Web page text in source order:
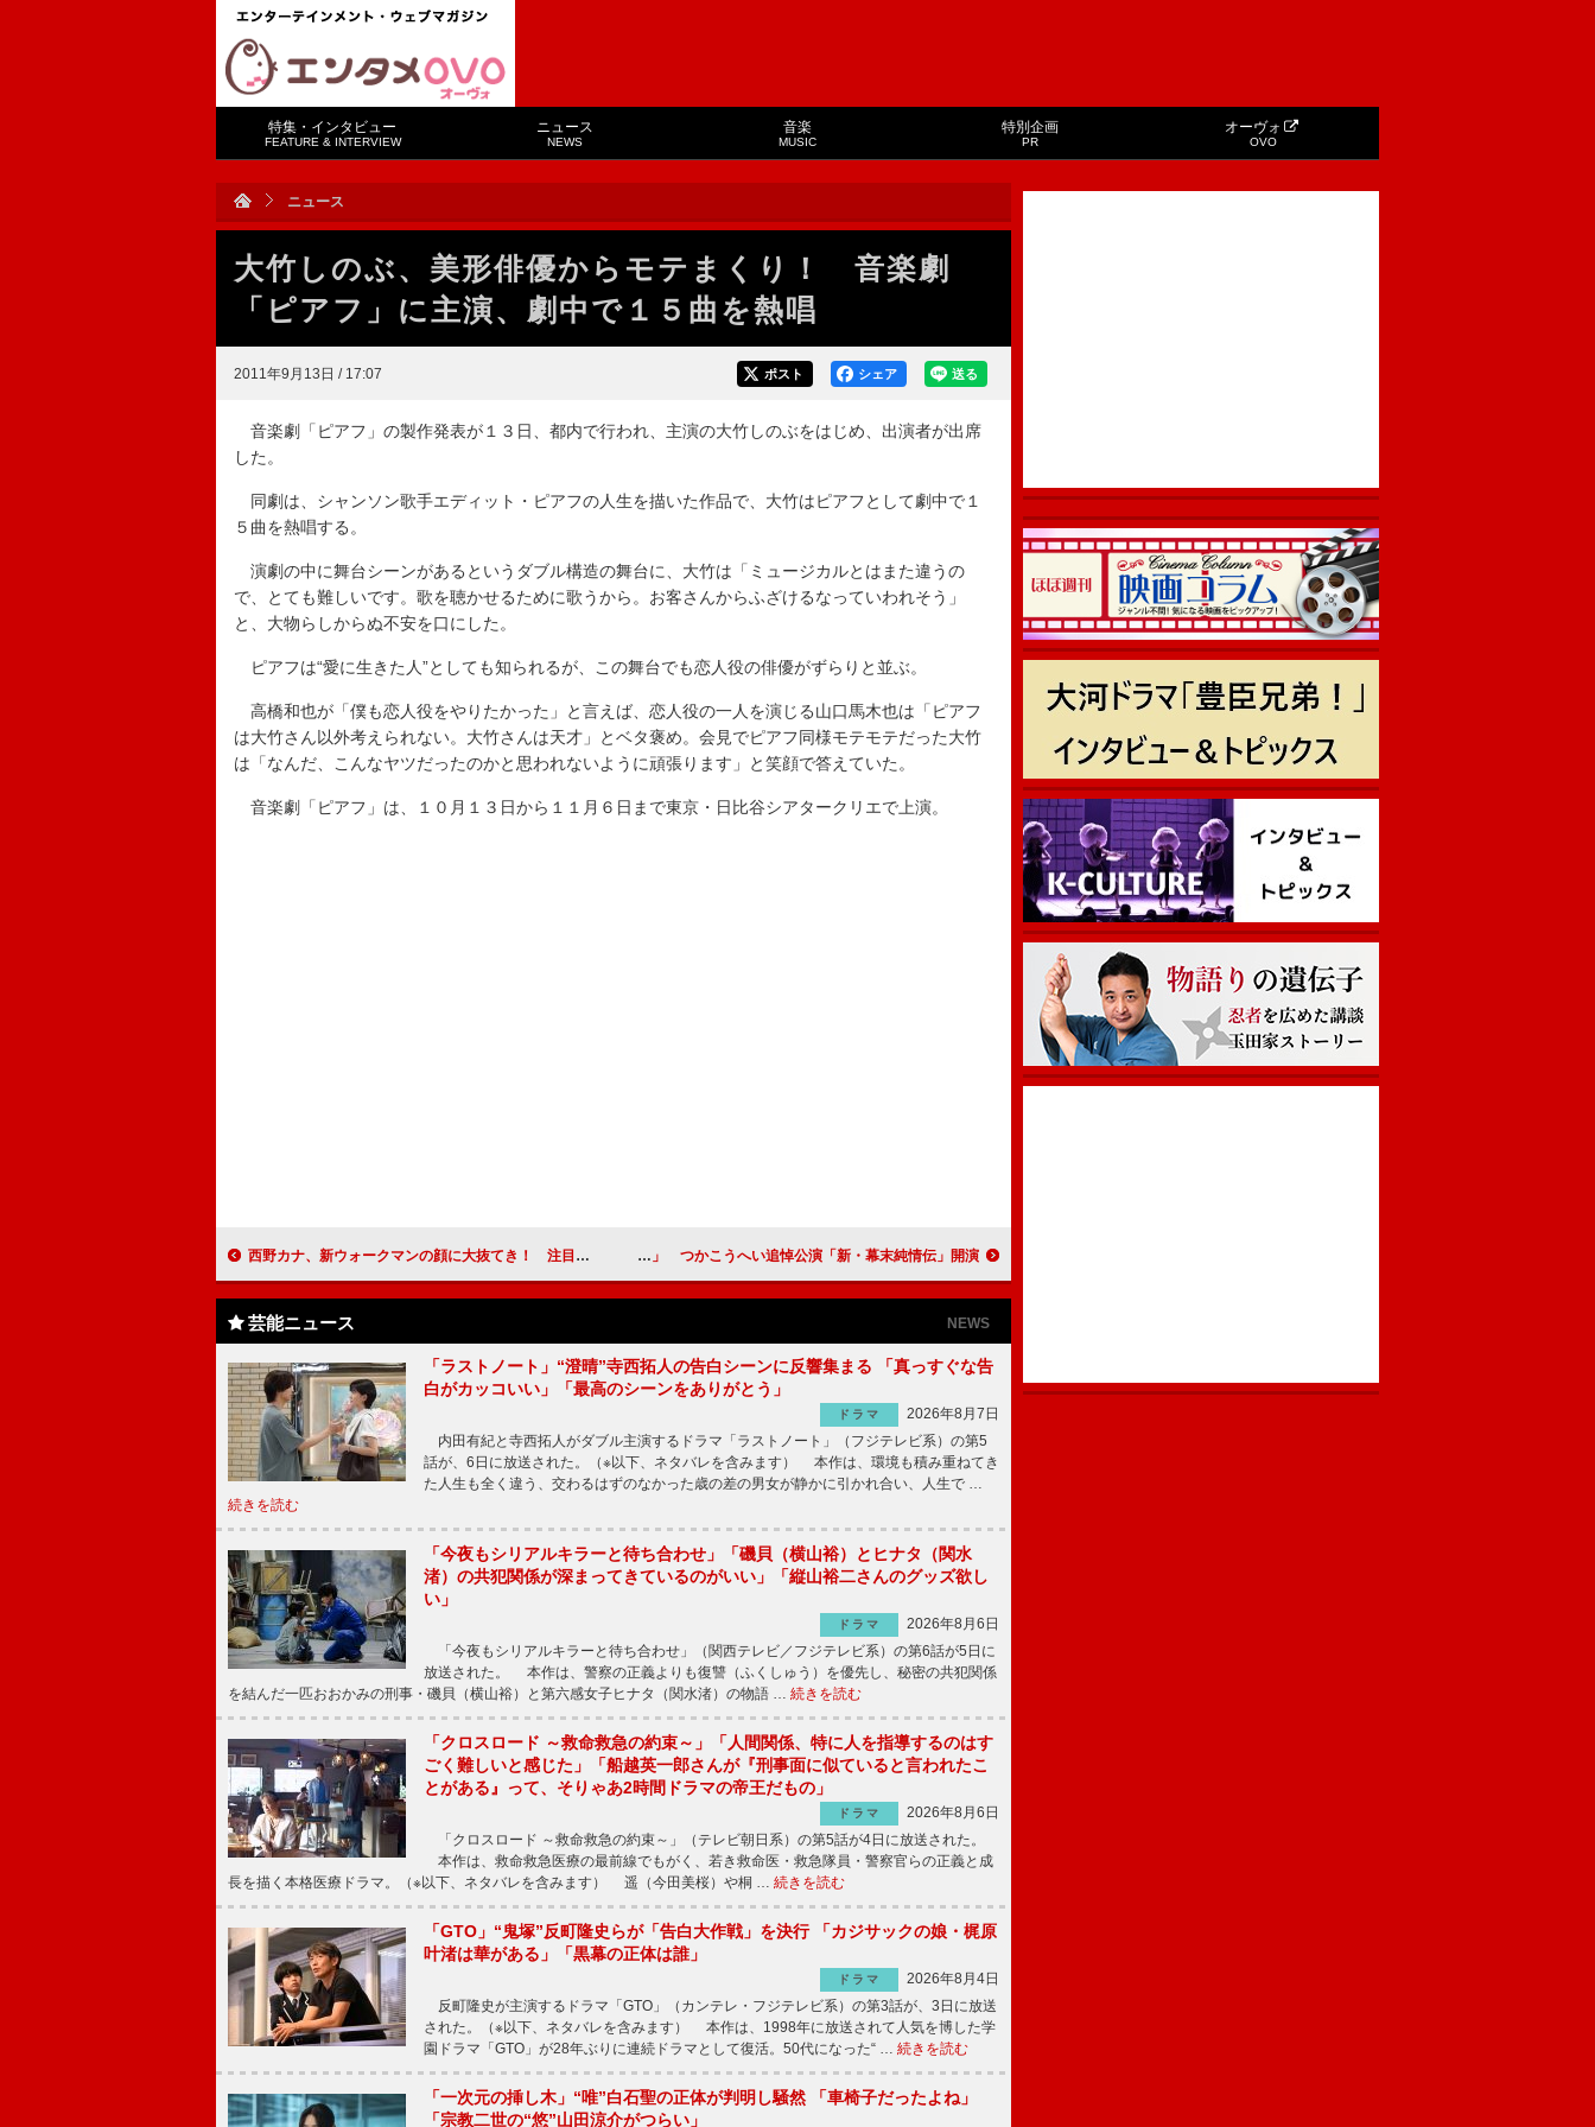
特集・インタビュー
FEATURE & INTERVIEW
ニュース
NEWS
音楽
MUSIC
特別企画
PR
オーヴォ
OVO
ニュース
大竹しのぶ、美形俳優からモテまくり！ 音楽劇
「ピアフ」に主演、劇中で１５曲を熱唱
2011年9月13日 / 17:07 送る
シェア
ポスト
音楽劇「ピアフ」の製作発表が１３日、都内で行われ、主演の大竹しのぶをはじめ、出演者が出席
した。
同劇は、シャンソン歌手エディット・ピアフの人生を描いた作品で、大竹はピアフとして劇中で１
５曲を熱唱する。
演劇の中に舞台シーンがあるというダブル構造の舞台に、大竹は「ミュージカルとはまた違うの
で、とても難しいです。歌を聴かせるために歌うから。お客さんからふざけるなっていわれそう」
と、大物らしからぬ不安を口にした。
ピアフは“愛に生きた人”としても知られるが、この舞台でも恋人役の俳優がずらりと並ぶ。
高橋和也が「僕も恋人役をやりたかった」と言えば、恋人役の一人を演じる山口馬木也は「ピアフ
は大竹さん以外考えられない。大竹さんは天才」とベタ褒め。会見でピアフ同様モテモテだった大竹
は「なんだ、こんなヤツだったのかと思われないように頑張ります」と笑顔で答えていた。
音楽劇「ピアフ」は、１０月１３日から１１月６日まで東京・日比谷シアタークリエで上演。
西野カナ、新ウォークマンの顔に大抜てき！ 注目の新曲「たとえ どんなに…」初披露 鈴木杏「私の体はおもちゃじゃない」 つかこうへい追悼公演「新・幕末純情伝」開演
芸能ニュース NEWS
「ラストノート」“澄晴”寺西拓人の告白シーンに反響集まる 「真っすぐな告
白がカッコいい」「最高のシーンをありがとう」
ドラマ
2026年8月7日
内田有紀と寺西拓人がダブル主演するドラマ「ラストノート」（フジテレビ系）の第5
話が、6日に放送された。（※以下、ネタバレを含みます） 本作は、環境も積み重ねてき
た人生も全く違う、交わるはずのなかった歳の差の男女が静かに引かれ合い、人生で …
続きを読む
「今夜もシリアルキラーと待ち合わせ」「磯貝（横山裕）とヒナタ（関水
渚）の共犯関係が深まってきているのがいい」「縦山裕二さんのグッズ欲し
い」
ドラマ
2026年8月6日
「今夜もシリアルキラーと待ち合わせ」（関西テレビ／フジテレビ系）の第6話が5日に
放送された。 本作は、警察の正義よりも復讐（ふくしゅう）を優先し、秘密の共犯関係
を結んだ一匹おおかみの刑事・磯貝（横山裕）と第六感女子ヒナタ（関水渚）の物語 … 続きを読む
「クロスロード ～救命救急の約束～」「人間関係、特に人を指導するのはす
ごく難しいと感じた」「船越英一郎さんが『刑事面に似ていると言われたこ
とがある』って、そりゃあ2時間ドラマの帝王だもの」
ドラマ
2026年8月6日
「クロスロード ～救命救急の約束～」（テレビ朝日系）の第5話が4日に放送された。
本作は、救命救急医療の最前線でもがく、若き救命医・救急隊員・警察官らの正義と成
長を描く本格医療ドラマ。（※以下、ネタバレを含みます） 遥（今田美桜）や桐 … 続きを読む
「GTO」“鬼塚”反町隆史らが「告白大作戦」を決行 「カジサックの娘・梶原
叶渚は華がある」「黒幕の正体は誰」
ドラマ
2026年8月4日
反町隆史が主演するドラマ「GTO」（カンテレ・フジテレビ系）の第3話が、3日に放送
された。（※以下、ネタバレを含みます） 本作は、1998年に放送されて人気を博した学
園ドラマ「GTO」が28年ぶりに連続ドラマとして復活。50代になった“ … 続きを読む
「一次元の挿し木」“唯”白石聖の正体が判明し騒然 「車椅子だったよね」
「宗教二世の“悠”山田涼介がつらい」